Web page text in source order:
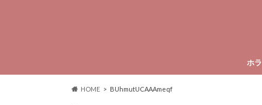
ホ
HOME BUhmutUCAAAmeqf